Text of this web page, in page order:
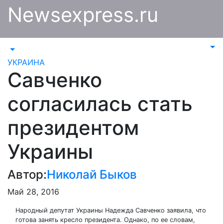
Перейти
Newsexpress.ru
УКРАИНА
Савченко
согласилась стать
президентом
Украины
Автор:Николай Быков
Май 28, 2016
Народный депутат Украины Надежда Савченко заявила, что
готова занять кресло президента. Однако, по ее словам,